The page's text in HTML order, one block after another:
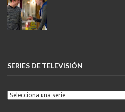
SERIES DE TELEVISIÓN